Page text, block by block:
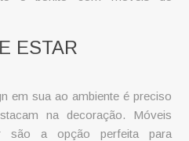
ESTAR
em sua ao ambiente é preciso
na decoração. Móveis
são a opção perfeita para